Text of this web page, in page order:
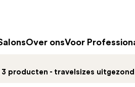
Over onsVoor
producten - travelsizes